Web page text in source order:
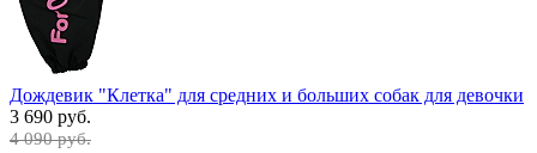
Дождевик "Клетка" для средних и больших собак для девочки
3 690 руб.
4 090 руб.